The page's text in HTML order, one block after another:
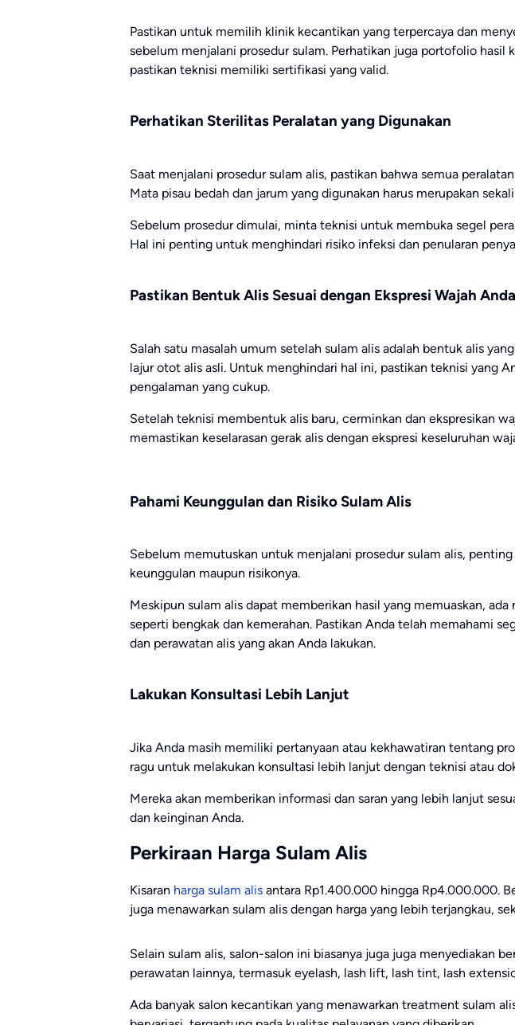
Pastikan untuk memilih klinik kecantikan yang terpercaya dan
sebelum menjalani prosedur sulam. Perhatikan juga portofolio hasil
pastikan teknisi memiliki sertifikasi yang valid.
Perhatikan Sterilitas Peralatan yang Digunakan
Saat menjalani prosedur sulam alis, pastikan bahwa semua
Mata pisau bedah dan jarum yang digunakan harus merupakan
Sebelum prosedur dimulai, minta teknisi untuk membuka segel
Hal ini penting untuk menghindari risiko infeksi dan penularan
Pastikan Bentuk Alis Sesuai dengan Ekspresi Wajah Anda
Salah satu masalah umum setelah sulam alis adalah bentuk alis
lajur otot alis asli. Untuk menghindari hal ini, pastikan teknisi yang
pengalaman yang cukup.
Setelah teknisi membentuk alis baru, cerminkan dan ekspresikan
memastikan keselarasan gerak alis dengan ekspresi keseluruhan
Pahami Keunggulan dan Risiko Sulam Alis
Sebelum memutuskan untuk menjalani prosedur sulam alis,
keunggulan maupun risikonya.
Meskipun sulam alis dapat memberikan hasil yang memuaskan, ada
seperti bengkak dan kemerahan. Pastikan Anda telah memahami
dan perawatan alis yang akan Anda lakukan.
Lakukan Konsultasi Lebih Lanjut
Jika Anda masih memiliki pertanyaan atau kekhawatiran tentang
ragu untuk melakukan konsultasi lebih lanjut dengan teknisi atau
Mereka akan memberikan informasi dan saran yang lebih lanjut
dan keinginan Anda.
Perkiraan Harga Sulam Alis
Kisaran harga sulam alis antara Rp1.400.000 hingga Rp4.000.000.
juga menawarkan sulam alis dengan harga yang lebih terjangkau,
Selain sulam alis, salon-salon ini biasanya juga juga menyediakan
perawatan lainnya, termasuk eyelash, lash lift, lash tint, lash
Ada banyak salon kecantikan yang menawarkan treatment sulam